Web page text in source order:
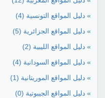
» دليل المواقع التونسية (4)
» دليل المواقع الجزائرية (5)
» دليل المواقع الليبية (2)
» دليل المواقع السودانية (4)
» دليل المواقع الموريتانية (1)
» دليل المواقع الجيبوتية (0)